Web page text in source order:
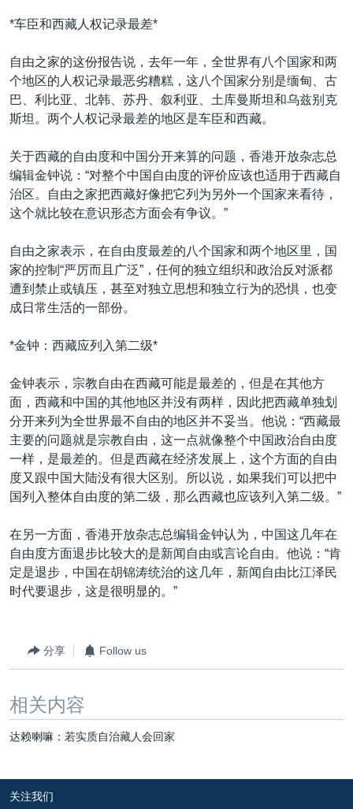
GEN Z 看美国
*车臣和西藏人权记录最差*
自由之家的这份报告说，去年一年，全世界有八个国家和两
个地区的人权记录最恶劣糟糕，这八个国家分别是缅甸、古
巴、利比亚、北韩、苏丹、叙利亚、土库曼斯坦和乌兹别克
斯坦。两个人权记录最差的地区是车臣和西藏。
关于西藏的自由度和中国分开来算的问题，香港开放杂志总
编辑金钟说：“对整个中国自由度的评价应该也适用于西藏自
治区。自由之家把西藏好像把它列为另外一个国家来看待，
这个就比较在意识形态方面会有争议。”
自由之家表示，在自由度最差的八个国家和两个地区里，国
家的控制“严厉而且广泛”，任何的独立组织和政治反对派都
遭到禁止或镇压，甚至对独立思想和独立行为的恐惧，也变
成日常生活的一部份。
*金钟：西藏应列入第二级*
金钟表示，宗教自由在西藏可能是最差的，但是在其他方
面，西藏和中国的其他地区并没有两样，因此把西藏单独划
分开来列为全世界最不自由的地区并不妥当。他说：“西藏最
主要的问题就是宗教自由，这一点就像整个中国政治自由度
一样，是最差的。但是西藏在经济发展上，这个方面的自由
度又跟中国大陆没有很大区别。所以说，如果我们可以把中
国列入整体自由度的第二级，那么西藏也应该列入第二级。”
在另一方面，香港开放杂志总编辑金钟认为，中国这几年在
自由度方面退步比较大的是新闻自由或言论自由。他说：“肯
定是退步，中国在胡锦涛统治的这几年，新闻自由比江泽民
时代要退步，这是很明显的。”
分享 Follow us
相关内容
达赖喇嘛：若实质自治藏人会回家
关注我们